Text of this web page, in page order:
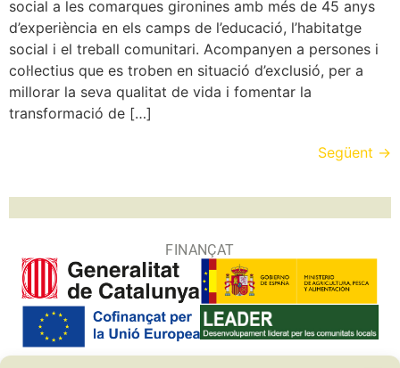
social a les comarques gironines amb més de 45 anys
d’experiència en els camps de l’educació, l’habitatge
social i el treball comunitari. Acompanyen a persones i
col·lectius que es troben en situació d’exclusió, per a
millorar la seva qualitat de vida i fomentar la
transformació de […]
Següent →
FINANÇAT